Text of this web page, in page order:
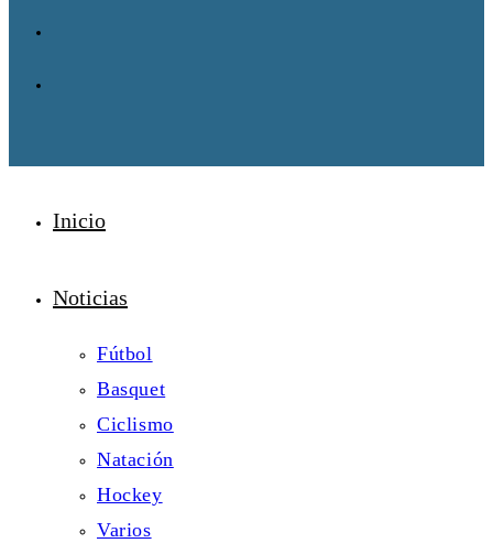
Inicio
Noticias
Fútbol
Basquet
Ciclismo
Natación
Hockey
Varios